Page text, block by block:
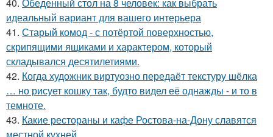
40. Обеденный стол на 8 человек: как выбрать
идеальный вариант для вашего интерьера
41. Старый комод - с потёртой поверхностью,
скрипящими ящиками и характером, который
складывался десятилетиями.
42. Когда художник виртуозно передаёт текстуру шёлка
… но рисует кошку так, будто видел её однажды - и то в
темноте.
43. Какие рестораны и кафе Ростова-на-Дону славятся